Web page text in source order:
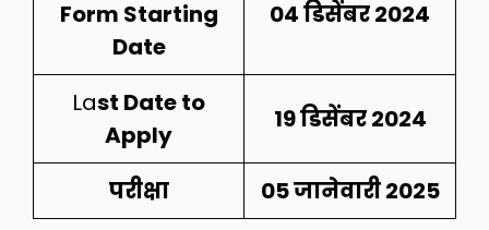
Form Starting
Date
04डिसेंबर2024
Last Date to
Apply
19 डिसेंबर 2024
परीक्षा 05 जानेवारी 2025